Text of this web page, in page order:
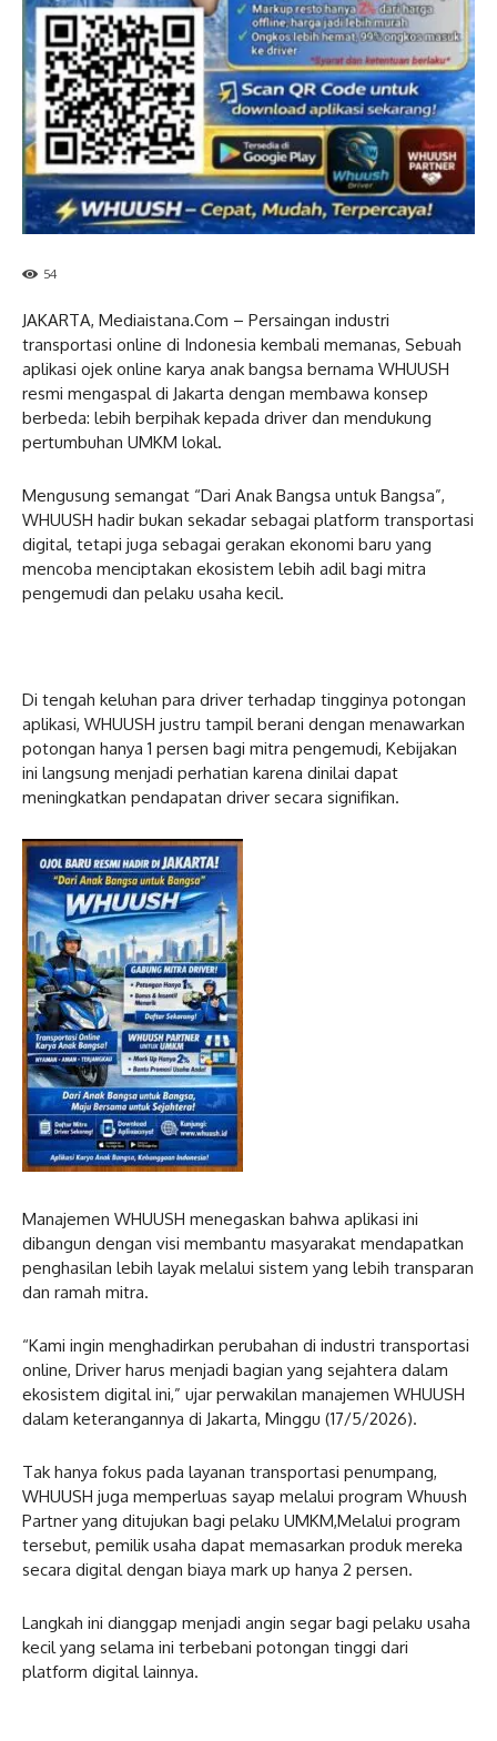
54
JAKARTA, Mediaistana.Com – Persaingan industri
transportasi online di Indonesia kembali memanas, Sebuah
aplikasi ojek online karya anak bangsa bernama WHUUSH
resmi mengaspal di Jakarta dengan membawa konsep
berbeda: lebih berpihak kepada driver dan mendukung
pertumbuhan UMKM lokal.
Mengusung semangat “Dari Anak Bangsa untuk Bangsa”,
WHUUSH hadir bukan sekadar sebagai platform transportasi
digital, tetapi juga sebagai gerakan ekonomi baru yang
mencoba menciptakan ekosistem lebih adil bagi mitra
pengemudi dan pelaku usaha kecil.
Di tengah keluhan para driver terhadap tingginya potongan
aplikasi, WHUUSH justru tampil berani dengan menawarkan
potongan hanya 1 persen bagi mitra pengemudi, Kebijakan
ini langsung menjadi perhatian karena dinilai dapat
meningkatkan pendapatan driver secara signifikan.
Manajemen WHUUSH menegaskan bahwa aplikasi ini
dibangun dengan visi membantu masyarakat mendapatkan
penghasilan lebih layak melalui sistem yang lebih transparan
dan ramah mitra.
“Kami ingin menghadirkan perubahan di industri transportasi
online, Driver harus menjadi bagian yang sejahtera dalam
ekosistem digital ini,” ujar perwakilan manajemen WHUUSH
dalam keterangannya di Jakarta, Minggu (17/5/2026).
Tak hanya fokus pada layanan transportasi penumpang,
WHUUSH juga memperluas sayap melalui program Whuush
Partner yang ditujukan bagi pelaku UMKM,Melalui program
tersebut, pemilik usaha dapat memasarkan produk mereka
secara digital dengan biaya mark up hanya 2 persen.
Langkah ini dianggap menjadi angin segar bagi pelaku usaha
kecil yang selama ini terbebani potongan tinggi dari
platform digital lainnya.